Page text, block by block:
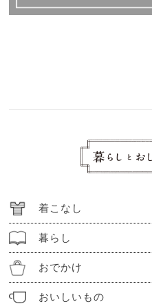
着こなし
暮らし
おでかけ
おいしいもの